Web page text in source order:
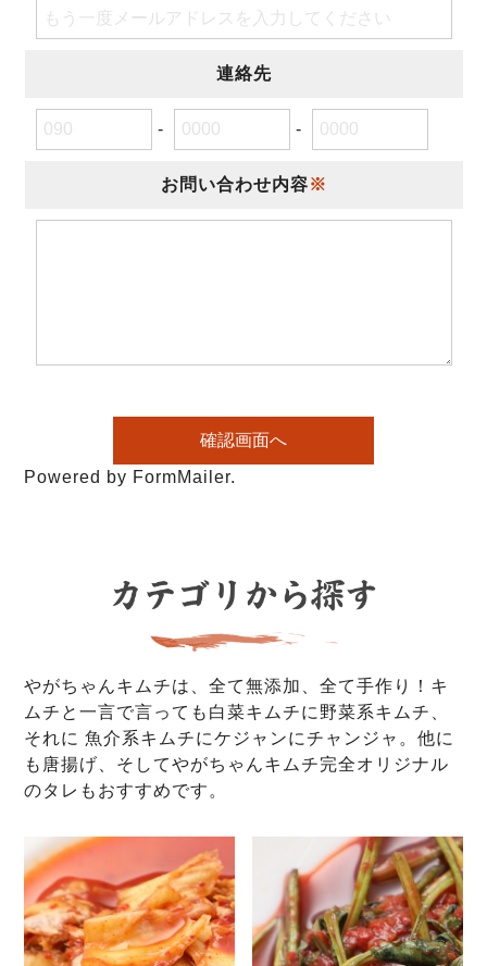
連絡先
- -
お問い合わせ内容※
Powered by FormMailer.
やがちゃんキムチは、全て無添加、全て手作り！キ
ムチと一言で言っても白菜キムチに野菜系キムチ、
それに 魚介系キムチにケジャンにチャンジャ。他に
も唐揚げ、そしてやがちゃんキムチ完全オリジナル
のタレもおすすめです。